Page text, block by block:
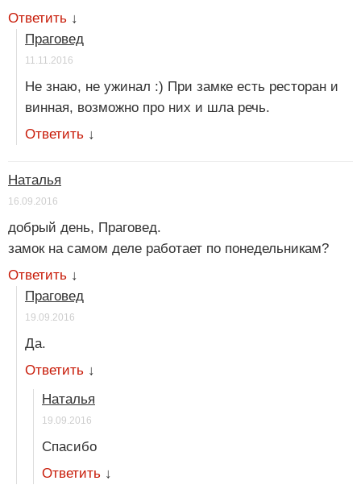
Ответить ↓
Праговед
11.11.2016
Не знаю, не ужинал :) При замке есть ресторан и
винная, возможно про них и шла речь.
Ответить ↓
Наталья
16.09.2016
добрый день, Праговед.
замок на самом деле работает по понедельникам?
Ответить ↓
Праговед
19.09.2016
Да.
Ответить ↓
Наталья
19.09.2016
Спасибо
Ответить ↓